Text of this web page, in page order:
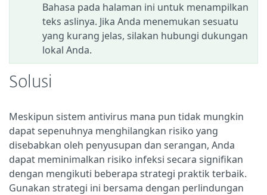
Bahasa pada halaman ini untuk menampilkan
teks aslinya. Jika Anda menemukan sesuatu
yang kurang jelas, silakan hubungi dukungan
lokal Anda.
Solusi
Meskipun sistem antivirus mana pun tidak mungkin
dapat sepenuhnya menghilangkan risiko yang
disebabkan oleh penyusupan dan serangan, Anda
dapat meminimalkan risiko infeksi secara signifikan
dengan mengikuti beberapa strategi praktik terbaik.
Gunakan strategi ini bersama dengan perlindungan